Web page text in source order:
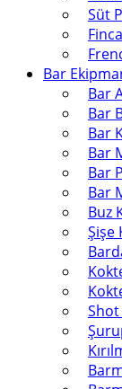
Süt
Bar
Bar
Bar
Bar
Bar
Bar
Bar
Buz
Şişe